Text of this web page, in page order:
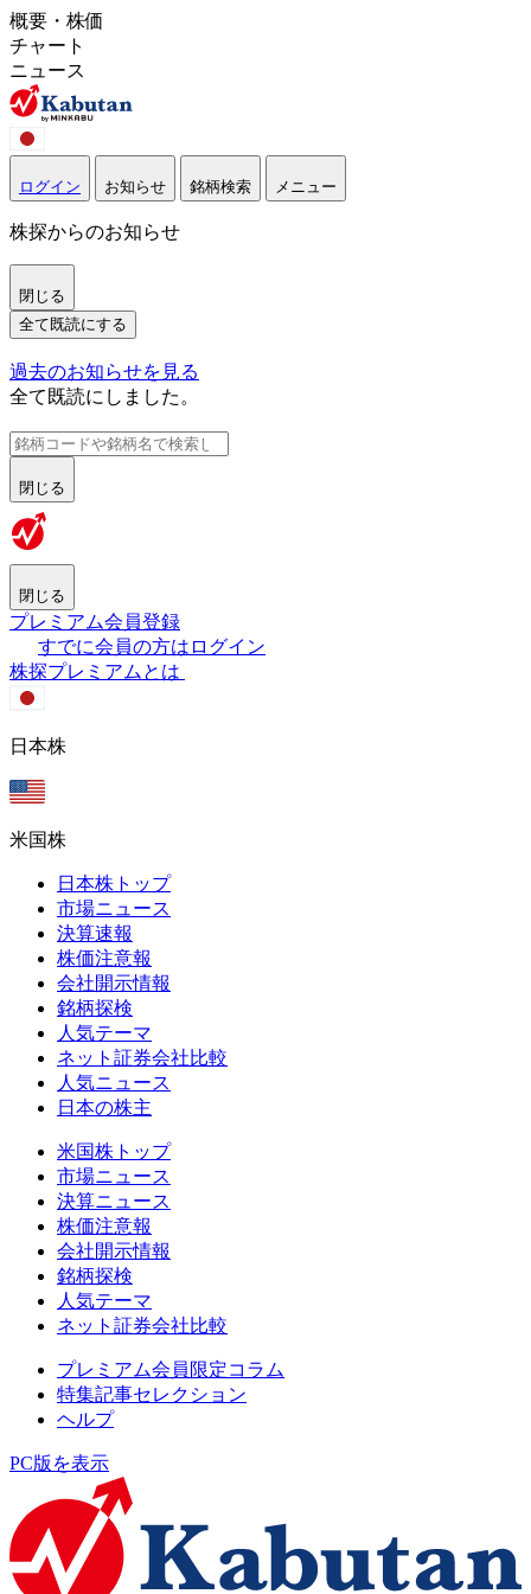
概要・株価
チャート
ニュース
ログイン お知らせ 銘柄検索 メニュー
株探からのお知らせ
閉じる
全て既読にする
過去のお知らせを見る
全て既読にしました。
閉じる
閉じる
プレミアム会員登録
すでに会員の方はログイン
株探プレミアムとは
日本株
米国株
日本株トップ
市場ニュース
決算速報
株価注意報
会社開示情報
銘柄探検
人気テーマ
ネット証券会社比較
人気ニュース
日本の株主
米国株トップ
市場ニュース
決算ニュース
株価注意報
会社開示情報
銘柄探検
人気テーマ
ネット証券会社比較
プレミアム会員限定コラム
特集記事セレクション
ヘルプ
PC版を表示